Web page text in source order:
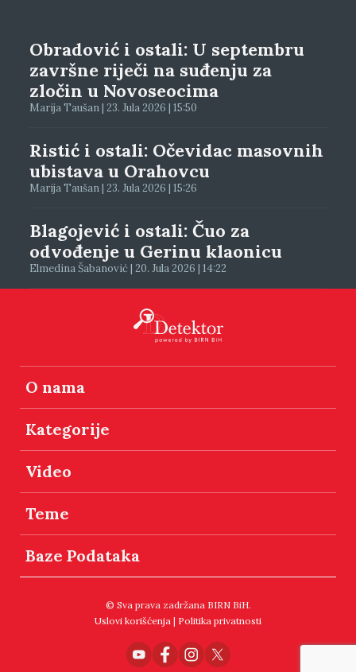
Obradović i ostali: U septembru
završne riječi na suđenju za
zločin u Novoseocima
Marija Taušan | 23. Jula 2026 | 15:50
Ristić i ostali: Očevidac masovnih
ubistava u Orahovcu
Marija Taušan | 23. Jula 2026 | 15:26
Blagojević i ostali: Čuo za
odvođenje u Gerinu klaonicu
Elmedina Šabanović | 20. Jula 2026 | 14:22
O nama
Kategorije
Video
Teme
Baze Podataka
© Sva prava zadržana BIRN BiH.
Uslovi korišćenja | Politika privatnosti